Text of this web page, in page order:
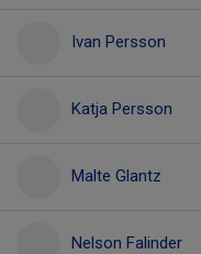
Ivan Persson
Katja Persson
Malte Glantz
Nelson Falinder